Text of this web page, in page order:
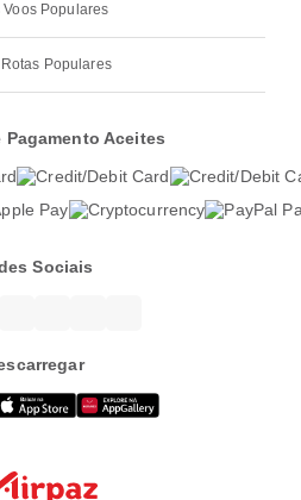
Voos Populares
Populares
Pagamento Aceites
Sociais